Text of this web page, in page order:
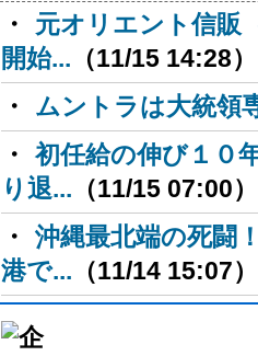
・
元オリエント信販
開始... （11/15 14:28）
・
ムントラは大統領
・ 初任給の伸び１０
り退... （11/15 07:00）
・ 沖縄最北端の死闘
港で... （11/14 15:07）